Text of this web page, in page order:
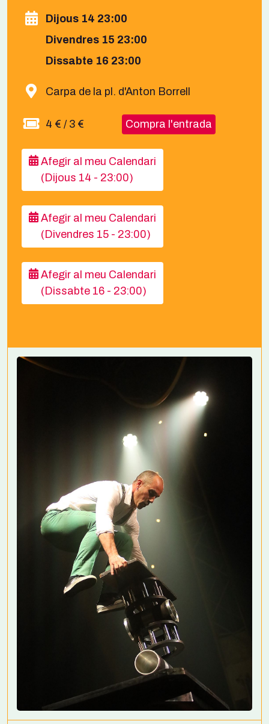
Dijous 14 23:00
Divendres 15 23:00
Dissabte 16 23:00
Carpa de la pl. d'Anton Borrell
4 € / 3 € Compra l'entrada
Afegir al meu Calendari
(Dijous 14 - 23:00)
Afegir al meu Calendari
(Divendres 15 - 23:00)
Afegir al meu Calendari
(Dissabte 16 - 23:00)